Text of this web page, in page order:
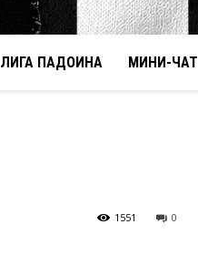
ЛИГА ПАДОИНА МИНИ-ЧАТ
0
1551